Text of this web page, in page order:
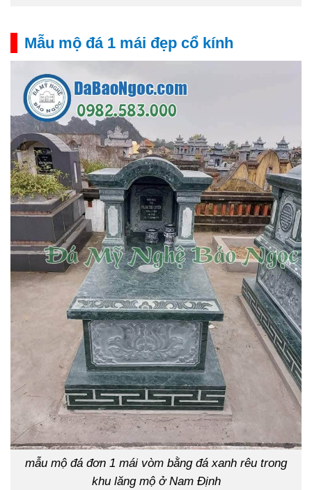
Mẫu mộ đá 1 mái đẹp cổ kính
mẫu mộ đá đơn 1 mái vòm bằng đá xanh rêu trong
khu lăng mộ ở Nam Định